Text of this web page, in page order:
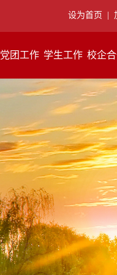
设为首页
党团工作 学生工作 校企